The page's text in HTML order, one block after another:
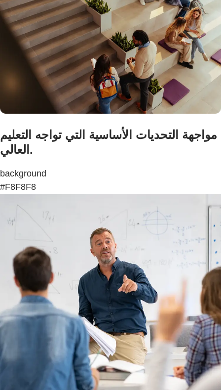
مواجهة التحديات الأساسية التي تواجه التعليم
العالي.
background
#F8F8F8